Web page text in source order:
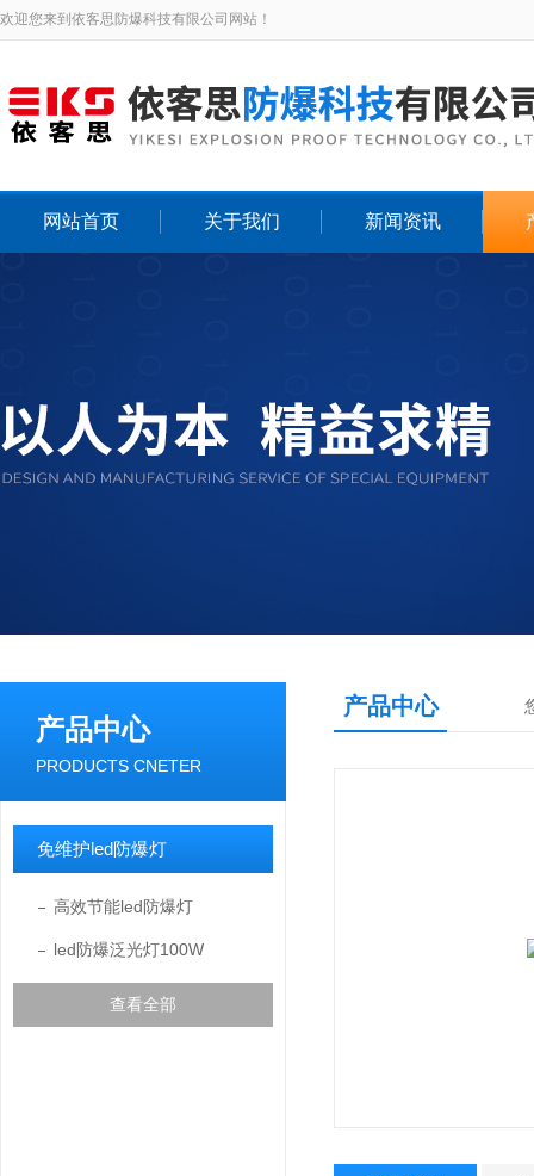
欢迎您来到依客思防爆科技有限公司网站！
网站首页 关于我们 新闻资讯
产品中心
PRODUCTS CNETER
免维护led防爆灯
高效节能led防爆灯
led防爆泛光灯100W
查看全部
产品中心